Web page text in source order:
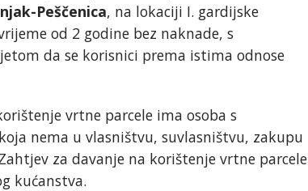
Peščenica, na lokaciji I. gardijske
od 2 godine bez naknade, s
da se korisnici prema istima odnose
vrtne parcele ima osoba s
nema u vlasništvu, suvlasništvu, zakupu
za davanje na korištenje vrtne parcele
kućanstva.